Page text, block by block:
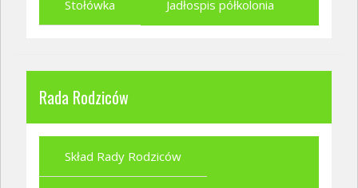
Stołówka Jadłospis półkolonia
Rada Rodziców
Skład Rady Rodziców